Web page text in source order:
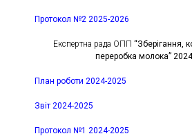
Протокол №2 2025-2026
Експертна рада ОПП “Зберігання,
переробка молока”
План роботи 2024-2025
Звіт 2024-2025
Протокол №1 2024-2025